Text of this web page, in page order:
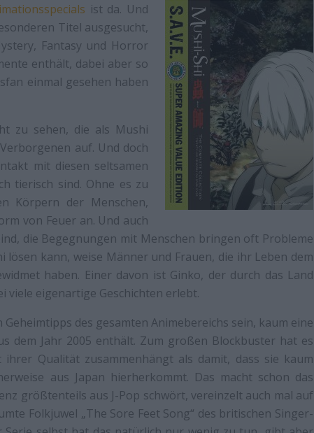
ist da. Und
Titel ausgesucht,
Fantasy und Horror
enthält, dabei aber so
einmal gesehen haben
zu sehen, die als Mushi
auf. Und doch
mit diesen seltsamen
tierisch sind. Ohne es zu
Körpern der Menschen,
von Feuer an. Und auch
die Begegnungen mit Menschen bringen oft Probleme
lösen kann, weise Männer und Frauen, die ihr Leben dem
haben. Einer davon ist Ginko, der durch das Land
viele eigenartige Geschichten erlebt.
des gesamten Animebereichs sein, kaum eine
dem Jahr 2005 enthält. Zum großen Blockbuster hat es
Qualität zusammenhängt als damit, dass sie kaum
aus Japan hierherkommt. Das macht schon das
größtenteils aus J-Pop schwört, vereinzelt auch mal auf
Folkjuwel „The Sore Feet Song“ des britischen Singer-